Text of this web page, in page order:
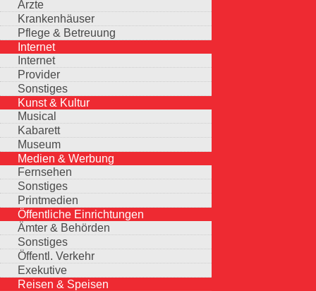
Ärzte
Krankenhäuser
Pflege & Betreuung
Internet
Internet
Provider
Sonstiges
Kunst & Kultur
Musical
Kabarett
Museum
Medien & Werbung
Fernsehen
Sonstiges
Printmedien
Öffentliche Einrichtungen
Ämter & Behörden
Sonstiges
Öffentl. Verkehr
Exekutive
Reisen & Speisen